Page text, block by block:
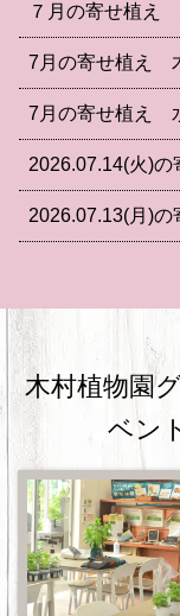
７月の寄せ植え
7月の寄せ植え
7月の寄せ植え
2026.07.14(火)の
2026.07.13(月)の
木村植物園
ベン